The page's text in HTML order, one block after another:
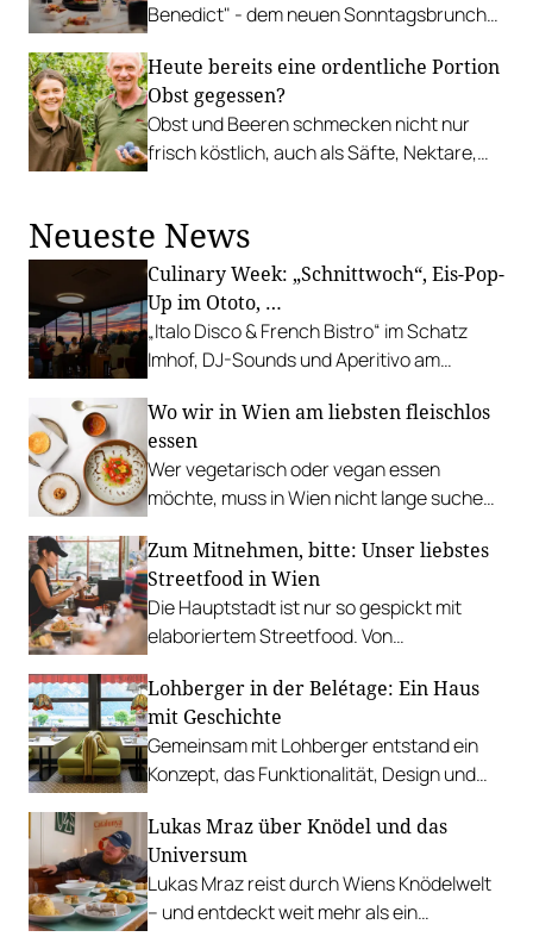
Benedict" - dem neuen Sonntagsbrunch
Plätze.
Heute bereits eine ordentliche Portion
Obst gegessen?
Obst und Beeren schmecken nicht nur
frisch köstlich, auch als Säfte, Nektare,
Neueste News
Culinary Week: „Schnittwoch“, Eis-Pop-
Up im Ototo, …
„Italo Disco & French Bistro“ im Schatz
Imhof, DJ-Sounds und Aperitivo am
Palme, „Fridays for Furmint“ u. v. m.
Wo wir in Wien am liebsten fleischlos
essen
Wer vegetarisch oder vegan essen
möchte, muss in Wien nicht lange suchen.
besonders.
Zum Mitnehmen, bitte: Unser liebstes
Streetfood in Wien
Die Hauptstadt ist nur so gespickt mit
elaboriertem Streetfood. Von
Tacos bis hin zu syrischer Marktküche.
Lohberger in der Belétage: Ein Haus
mit Geschichte
Gemeinsam mit Lohberger entstand ein
Konzept, das Funktionalität, Design und
Lukas Mraz über Knödel und das
Universum
Lukas Mraz reist durch Wiens Knödelwelt
– und entdeckt weit mehr als ein